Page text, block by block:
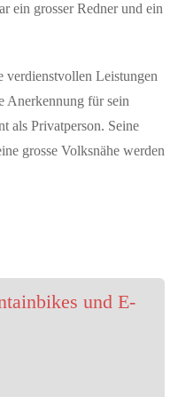
Homepage
übersichtlich und
ein grosser Redner und ein
verdienstvollen Leistungen
Anerkennung für sein
als Privatperson. Seine
grosse Volksnähe werden
und E-